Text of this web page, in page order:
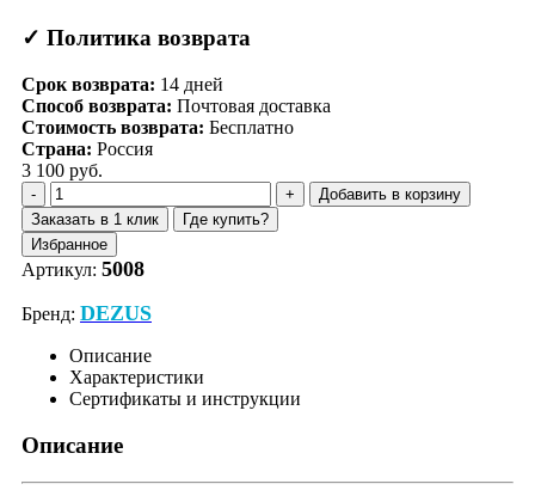
✓ Политика возврата
Срок возврата: 14 дней
Способ возврата: Почтовая доставка
Стоимость возврата: Бесплатно
Страна: Россия
3 100 руб.
Добавить в корзину
Заказать в 1 клик
Где купить?
Избранное
Артикул: 5008
Бренд: DEZUS
Описание
Характеристики
Сертификаты и инструкции
Описание